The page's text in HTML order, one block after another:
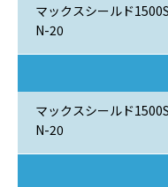
マックスシールド
N-20
マックスシールド
N-20